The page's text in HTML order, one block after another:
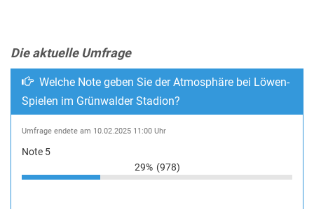
Die aktuelle Umfrage
Welche Note geben Sie der Atmosphäre bei Löwen-
Spielen im Grünwalder Stadion?
Umfrage endete am 10.02.2025 11:00 Uhr
Note 5
29% (978)